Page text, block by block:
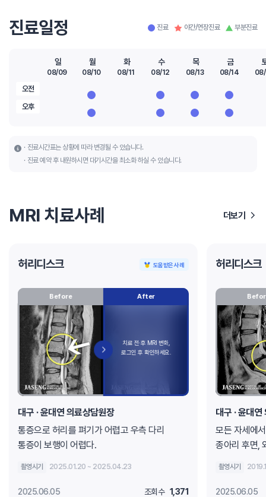
진료일정 진료 야간/연장진료 부분진료
오전
오후
일
08/09
월
08/10
화
08/11
수
08/12
목
08/13
금
08/14
진료시간표는 상황에 따라 변경될 수 있습니다.
진료 예약 후 내원하시면 대기시간을 최소화 하실 수 있습니다.
MRI 치료사례 더보기
허리디스크 도움받은 사례
Before After
대구 · 윤대연 의료상담원장
통증으로 허리를 펴기가 어렵고 우측 다리
통증이 보행이 어렵다.
촬영시기 2025.01.20 ~ 2025.04.23
2025.06.05 조회수 1,371
허리디스크
대구 · 윤대
모든 자세에
종아리 후면,
촬영시기
2025.06.05